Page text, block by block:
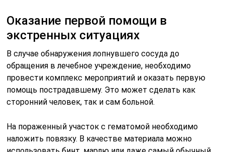
Оказание первой помощи в
экстренных ситуациях
В случае обнаружения лопнувшего сосуда до
обращения в лечебное учреждение, необходимо
провести комплекс мероприятий и оказать первую
помощь пострадавшему. Это может сделать как
сторонний человек, так и сам больной.
На пораженный участок с гематомой необходимо
наложить повязку. В качестве материала можно